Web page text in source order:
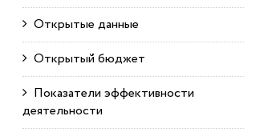
Открытые данные
Открытый бюджет
Показатели эффективности
деятельности